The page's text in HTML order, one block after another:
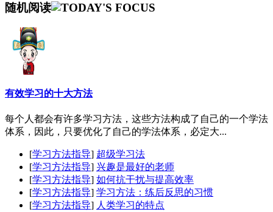
随机阅读
有效学习的十大方法
每个人都会有许多学习方法，这些方法构成了自己的一个学法
体系，因此，只要优化了自己的学法体系，必定大...
[学习方法指导] 超级学习法
[学习方法指导] 兴趣是最好的老师
[学习方法指导] 如何抗干扰与提高效率
[学习方法指导] 学习方法：练后反思的习惯
[学习方法指导] 人类学习的特点